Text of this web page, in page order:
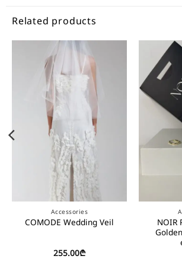
Related products
Accessories
COMODE Wedding Veil
255.00₾
NOIR